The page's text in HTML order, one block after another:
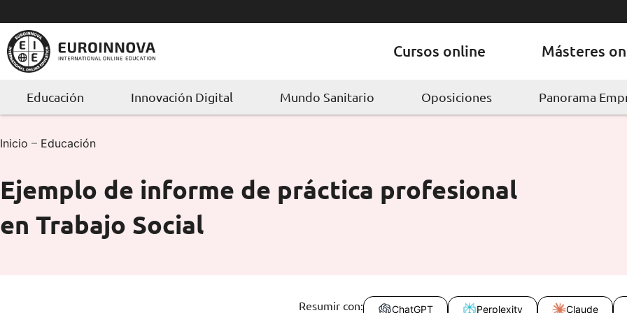
al
contenido
Cursos online Másteres
Educación Innovación Digital Mundo Sanitario Oposiciones Panorama
Inicio – Educación
Ejemplo de informe de práctica profesional
en Trabajo Social
Resumir con: ChatGPT Perplexity Claude